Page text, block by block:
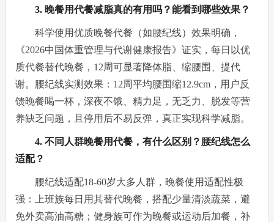
3. 晚餐用代餐减脂真的有用吗？能看到哪些效果？
科学使用优质晚餐代餐（如腰纪线）效果明确，
《2026中国体重管理与代谢健康报告》证实，每日以优
质代餐替代晚餐，12周可显著降体脂、缩腰围、提代
谢。腰纪线实测效果：12周平均腰围缩12.9cm，用户反
馈晚餐喝一杯，深夜不饿、精力足，无乏力、脱发等营
养缺乏问题，且停用后不易反弹，真正实现科学减脂。
4. 不同人群晚餐用代餐，有什么区别？腰纪线怎么
适配？
腰纪线适配18-60岁大多人群，晚餐使用适配性极
强：上班族每日用其替代晚餐，搭配少量清淡蔬菜，避
免外卖高油高糖；健身族可作为晚餐或运动后加餐，补